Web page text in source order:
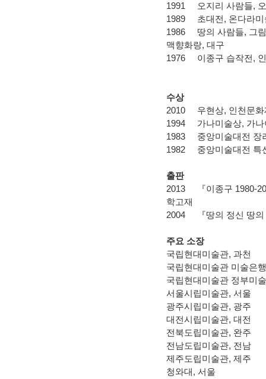
1991
오지리 사람들,
1989
초대전, 온다라
1986
땅의 사람들, 그
맥향화랑, 대구
1976
이종구 습작전,
수상
2010
우현상, 인천문
1994
가나미술상, 가
1983
중앙미술대전 장
1982
중앙미술대전 특
출판
2013
『이종구 1980-
학고재
2004
『땅의 정신 땅
주요 소장
국립현대미술관, 과천
국립현대미술관 미술은행
국립현대미술관 정부미
서울시립미술관, 서울
광주시립미술관, 광주
대전시립미술관, 대전
전북도립미술관, 완주
전남도립미술관, 전남
제주도립미술관, 제주
청와대, 서울